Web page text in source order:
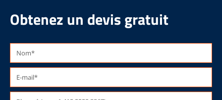
Obtenez un devis gratuit